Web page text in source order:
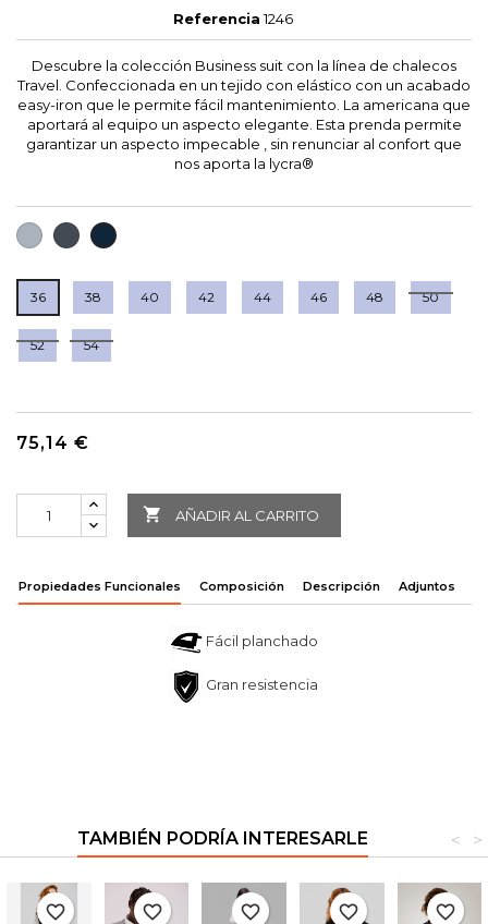
Referencia 1246
Descubre la colección Business suit con la línea de chalecos
Travel. Confeccionada en un tejido con elástico con un acabado
easy-iron que le permite fácil mantenimiento. La americana que
aportará al equipo un aspecto elegante. Esta prenda permite
garantizar un aspecto impecable , sin renunciar al confort que
nos aporta la lycra®
GRIS NEGROMARINO
36 38 40 42 44 46 48 50
52 54
75,14 €
 AÑADIR AL CARRITO
Propiedades Funcionales Composición Descripción Adjuntos
Fácil planchado
Gran resistencia
TAMBIÉN PODRÍA INTERESARLE >
<
favorite_border favorite_border favorite_border favorite_border favorite_border